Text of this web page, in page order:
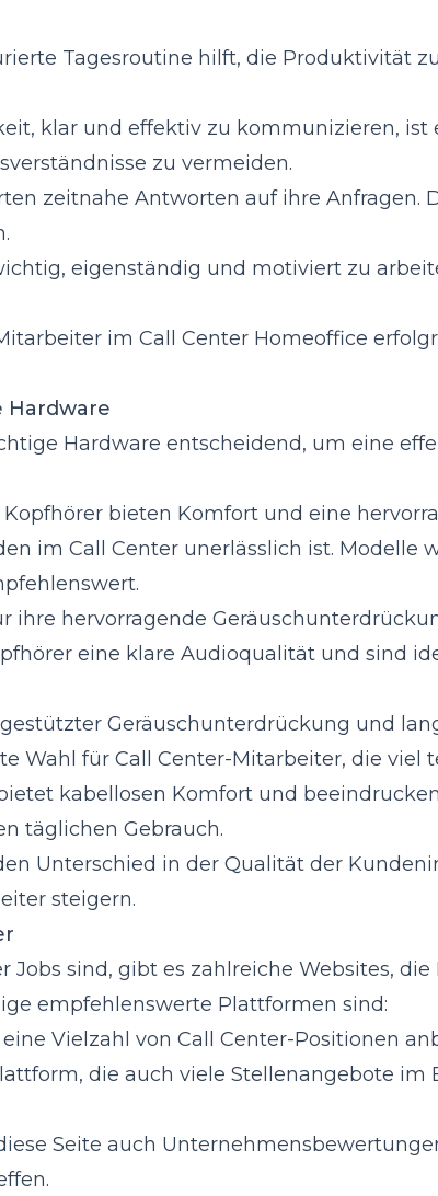
Tagesroutine hilft, die Produktivität
klar und effektiv zu kommunizieren, ist
zu vermeiden.
zeitnahe Antworten auf ihre Anfragen.
eigenständig und motiviert zu
im Call Center Homeoffice
Hardware
Hardware entscheidend, um eine
bieten Komfort und eine
im Call Center unerlässlich ist. Modelle
ihre hervorragende
eine klare Audioqualität und sind
Geräuschunterdrückung und
Wahl für Call Center-Mitarbeiter, die viel
kabellosen Komfort und
täglichen Gebrauch.
Unterschied in der Qualität der
steigern.
Jobs sind, gibt es zahlreiche Websites,
empfehlenswerte Plattformen sind:
Vielzahl von Call Center-Positionen
die auch viele Stellenangebote im
Seite auch